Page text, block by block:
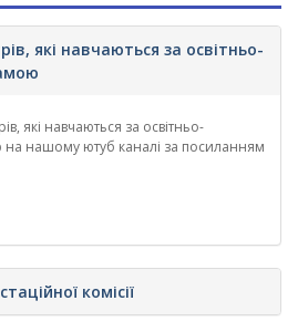
які навчаються за освітньо-
які навчаються за освітньо-
нашому ютуб каналі за посиланням
комісії